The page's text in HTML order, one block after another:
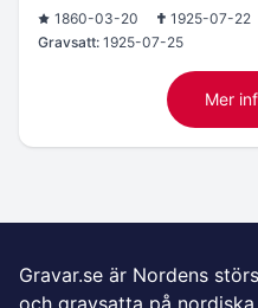
1860-03-20
1925-07-22
Gravsatt: 1925-07-25
Mer
Gravar.se är Nordens
och gravsatta på